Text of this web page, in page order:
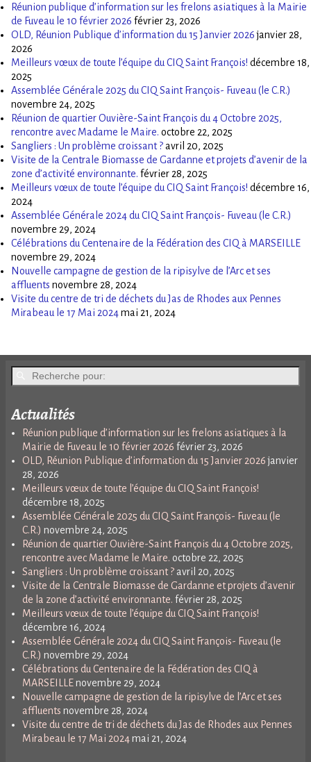
Réunion publique d’information sur les frelons asiatiques à la Mairie
de Fuveau le 10 février 2026 février 23, 2026
OLD, Réunion Publique d’information du 15 Janvier 2026 janvier 28,
2026
Meilleurs vœux de toute l’équipe du CIQ Saint François! décembre 18,
2025
Assemblée Générale 2025 du CIQ Saint François- Fuveau (le C.R.)
novembre 24, 2025
Réunion de quartier Ouvière-Saint François du 4 Octobre 2025,
rencontre avec Madame le Maire. octobre 22, 2025
Sangliers : Un problème croissant ?avril 20, 2025
Visite de la Centrale Biomasse de Gardanne et projets d’avenir de la
zone d’activité environnante. février 28, 2025
Meilleurs vœux de toute l’équipe du CIQ Saint François! décembre 16,
2024
Assemblée Générale 2024 du CIQ Saint François- Fuveau (le C.R.)
novembre 29, 2024
Célébrations du Centenaire de la Fédération des CIQ à MARSEILLE
novembre 29, 2024
Nouvelle campagne de gestion de la ripisylve de l’Arc et ses
affluents novembre 28, 2024
Visite du centre de tri de déchets du Jas de Rhodes aux Pennes
Mirabeau le 17 Mai 2024mai 21, 2024
Actualités
Réunion publique d’information sur les frelons asiatiques à la
Mairie de Fuveau le 10 février 2026 février 23, 2026
OLD, Réunion Publique d’information du 15 Janvier 2026 janvier
28, 2026
Meilleurs vœux de toute l’équipe du CIQ Saint François!
décembre 18, 2025
Assemblée Générale 2025 du CIQ Saint François- Fuveau (le
C.R.) novembre 24, 2025
Réunion de quartier Ouvière-Saint François du 4 Octobre 2025,
rencontre avec Madame le Maire. octobre 22, 2025
Sangliers : Un problème croissant ? avril 20, 2025
Visite de la Centrale Biomasse de Gardanne et projets d’avenir
de la zone d’activité environnante. février 28, 2025
Meilleurs vœux de toute l’équipe du CIQ Saint François!
décembre 16, 2024
Assemblée Générale 2024 du CIQ Saint François- Fuveau (le
C.R.) novembre 29, 2024
Célébrations du Centenaire de la Fédération des CIQ à
MARSEILLEnovembre 29, 2024
Nouvelle campagne de gestion de la ripisylve de l’Arc et ses
affluents novembre 28, 2024
Visite du centre de tri de déchets du Jas de Rhodes aux Pennes
Mirabeau le 17 Mai 2024mai 21, 2024